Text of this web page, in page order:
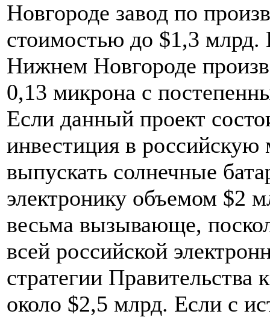
Новгороде завод по
стоимостью до $1,3 млрд.
Нижнем Новгороде
0,13 микрона с
Если данный проект
инвестиция в российскую
выпускать солнечные
электронику объемом $2
весьма вызывающе,
всей российской
стратегии Правительства
около $2,5 млрд. Если с